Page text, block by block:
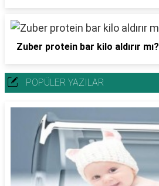
Zuber protein bar kilo aldırır mı?
POPÜLER YAZILAR